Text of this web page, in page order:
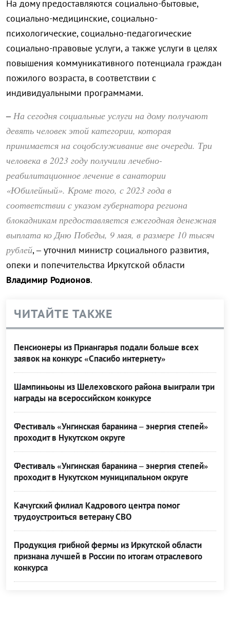
На дому предоставляются социально-бытовые,
социально-медицинские, социально-
психологические, социально-педагогические
социально-правовые услуги, а также услуги в целях
повышения коммуникативного потенциала граждан
пожилого возраста, в соответствии с
индивидуальными программами.
–На сегодня социальные услуги на дому получают
девять человек этой категории, которая
принимается на соцобслуживание вне очереди. Три
человека в 2023 году получили лечебно-
реабилитационное лечение в санатории
«Юбилейный». Кроме того, с 2023 года в
соответствии с указом губернатора региона
блокадникам предоставляется ежегодная денежная
выплата ко Дню Победы, 9 мая, в размере 10 тысяч
рублей, – уточнил министр социального развития,
опеки и попечительства Иркутской области
Владимир Родионов.
ЧИТАЙТЕ ТАКЖЕ
Пенсионеры из Приангарья подали больше всех
заявок на конкурс «Спасибо интернету»
Шампиньоны из Шелеховского района выиграли три
награды на всероссийском конкурсе
Фестиваль «Унгинская баранина – энергия степей»
проходит в Нукутском округе
Фестиваль «Унгинская баранина – энергия степей»
проходит в Нукутском муниципальном округе
Качугский филиал Кадрового центра помог
трудоустроиться ветерану СВО
Продукция грибной фермы из Иркутской области
признана лучшей в России по итогам отраслевого
конкурса